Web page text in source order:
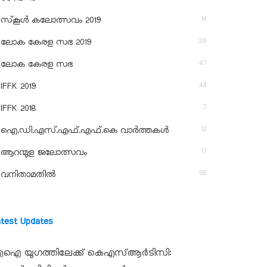
സ്‌കൂള്‍ കലോത്സവം 2019 14
ലോക കേരള സഭ 2019 29
ലോക കേരള സഭ 47
IFFK 2019 44
IFFK 2018 7
ഐ.ഡി.എസ്.എഫ്.എഫ്.കെ വാർത്തകൾ 12
ആറന്മുള ജലോത്സവം 17
വനിതാമതിൽ 55
Updates
യുഗത്തിലേക്ക് കെഎസ്ആർടിസി: